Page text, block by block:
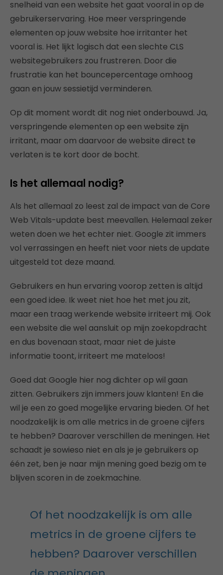
snelheid van een website het gaat vooral in op de
gebruikerservaring. Hoe meer verspringende
elementen op jouw website hoe irritanter het
vooral is. Het lijkt logisch dat een slechte CLS
websitegebruikers zou frustreren. Door die
frustratie kan het bouncepercentage omhoog
gaan en jouw sessietijd verminderen.
Op dit moment wordt dit nog niet onderbouwd. Ja,
verspringende elementen op een website zijn
irritant, maar om daarvoor de website direct te
verlaten is te kort door de bocht.
Is het allemaal nodig?
Als het allemaal zo leest zal de impact van de Core
Web Vitals-update best meevallen. Helemaal zeker
weten doen we het echter niet. Google zit immers
vol verrassingen en heeft niet voor niets de update
uitgesteld tot deze maand.
Gebruikers en hun ervaring voorop zetten is altijd
een goed idee. Ik weet niet hoe het met jou zit,
maar een traag werkende website irriteert mij. Ook
een website die wel aansluit op mijn zoekopdracht
en dus bovenaan staat, maar niet de juiste
informatie toont, irriteert me mateloos!
Goed dat Google hier nog dichter op wil gaan
zitten. Gebruikers zijn immers jouw klanten! En die
wil je een zo goed mogelijke ervaring bieden. Of het
noodzakelijk is om alle metrics in de groene cijfers
te hebben? Daarover verschillen de meningen. Het
schaadt je sowieso niet en als je je gebruikers op
één zet, ben je naar mijn mening goed bezig om te
blijven scoren in de zoekmachine.
Of het noodzakelijk is om alle
metrics in de groene cijfers te
hebben? Daarover verschillen